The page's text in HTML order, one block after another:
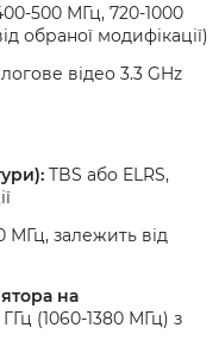
500 МГц, 720-1000
обраної модифікації)
відео 3.3 GHz
TBS або ELRS,
МГц, залежить від
на
(1060-1380 МГц) з